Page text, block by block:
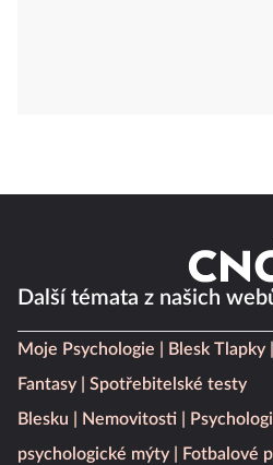
Další témata z našich
Moje Psychologie Blesk Tlapky
Fantasy
Spotřebitelské testy
Blesku
Nemovitosti
psychologické mýty
Fotbalové